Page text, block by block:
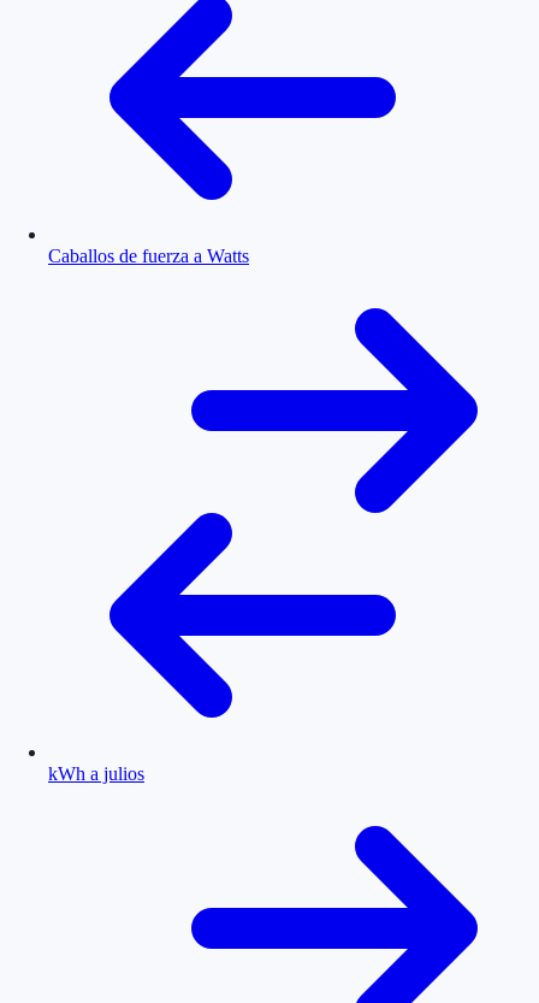
Caballos de fuerza a Watts
kWh a julios